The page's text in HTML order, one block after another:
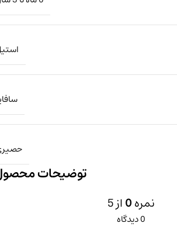
توضیحات
نمره0از 5
0 دیدگاه